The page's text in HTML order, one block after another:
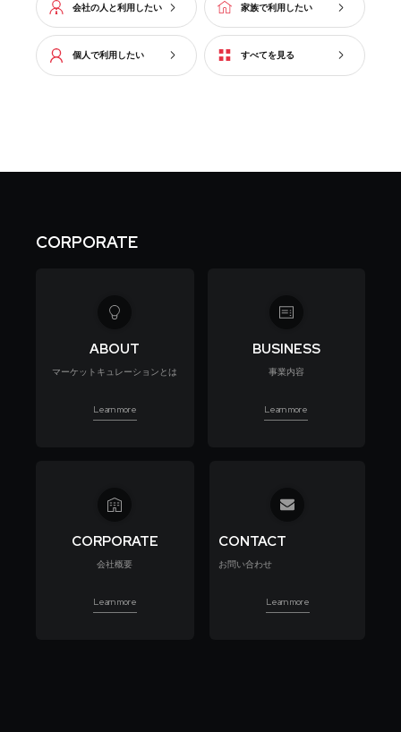
会社の人と利用したい 家族で利用したい
個人で利用したい すべてを見る
CORPORATE
ABOUT
マーケットキュレーションとは
Learn more
BUSINESS
事業内容
Learn more
CORPORATE
会社概要
Learn more
CONTACT
お問い合わせ
Learn more